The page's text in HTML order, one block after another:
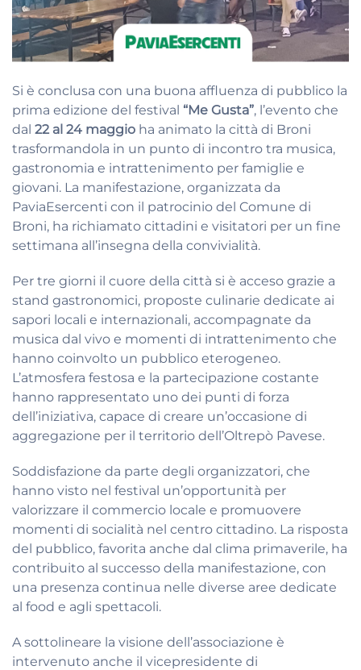
Si è conclusa con una buona affluenza di pubblico la
prima edizione del festival “Me Gusta”, l’evento che
dal 22 al 24 maggio ha animato la città di Broni
trasformandola in un punto di incontro tra musica,
gastronomia e intrattenimento per famiglie e
giovani. La manifestazione, organizzata da
PaviaEsercenti con il patrocinio del Comune di
Broni, ha richiamato cittadini e visitatori per un fine
settimana all’insegna della convivialità.
Per tre giorni il cuore della città si è acceso grazie a
stand gastronomici, proposte culinarie dedicate ai
sapori locali e internazionali, accompagnate da
musica dal vivo e momenti di intrattenimento che
hanno coinvolto un pubblico eterogeneo.
L’atmosfera festosa e la partecipazione costante
hanno rappresentato uno dei punti di forza
dell’iniziativa, capace di creare un’occasione di
aggregazione per il territorio dell’Oltrepò Pavese.
Soddisfazione da parte degli organizzatori, che
hanno visto nel festival un’opportunità per
valorizzare il commercio locale e promuovere
momenti di socialità nel centro cittadino. La risposta
del pubblico, favorita anche dal clima primaverile, ha
contribuito al successo della manifestazione, con
una presenza continua nelle diverse aree dedicate
al food e agli spettacoli.
A sottolineare la visione dell’associazione è
intervenuto anche il vicepresidente di